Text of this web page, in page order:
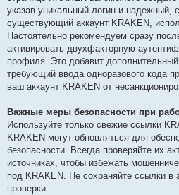
указав уникальный логин и надежный,
существующий аккаунт KRAKEN,
Настоятельно рекомендуем сразу
активировать двухфакторную
профиля. Это добавит дополнительный
требующий ввода одноразового кода
ваш аккаунт KRAKEN от
Важные меры безопасности при
Используйте только свежие ссылки
KRAKEN могут обновляться для
безопасности. Всегда проверяйте их
источниках, чтобы избежать
под KRAKEN. Не сохраняйте ссылки в
проверки.